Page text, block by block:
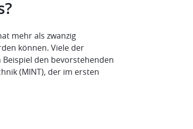
mehr als zwanzig
können. Viele der
den bevorstehenden
(MINT), der im ersten